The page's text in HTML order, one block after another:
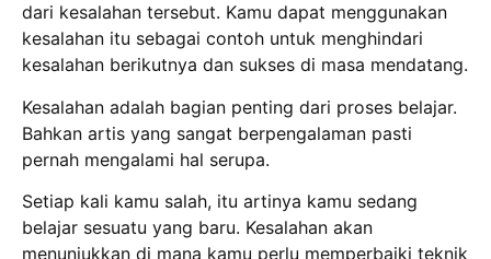
dari kesalahan tersebut. Kamu dapat menggunakan
kesalahan itu sebagai contoh untuk menghindari
kesalahan berikutnya dan sukses di masa mendatang.
Kesalahan adalah bagian penting dari proses belajar.
Bahkan artis yang sangat berpengalaman pasti
pernah mengalami hal serupa.
Setiap kali kamu salah, itu artinya kamu sedang
belajar sesuatu yang baru. Kesalahan akan
menunjukkan di mana kamu perlu memperbaiki teknik